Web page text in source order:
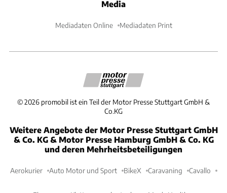
Media
Mediadaten Online Mediadaten Print
©2026 promobil ist ein Teil der Motor Presse Stuttgart GmbH &
Co.KG
Weitere Angebote der Motor Presse Stuttgart GmbH
& Co. KG & Motor Presse Hamburg GmbH & Co. KG
und deren Mehrheitsbeteiligungen
Aerokurier Auto Motor und Sport BikeX Caravaning Cavallo